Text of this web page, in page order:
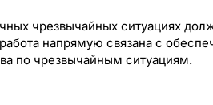
чрезвычайных ситуациях
напрямую связана с
по чрезвычайным ситуациям.